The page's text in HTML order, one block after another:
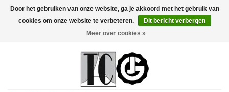
Menu
AVONDVULLEND (+75')
Door het gebruiken van onze website, ga je akkoord met het gebruik van
cookies om onze website te verbeteren.
Dit bericht verbergen
Meer over cookies »